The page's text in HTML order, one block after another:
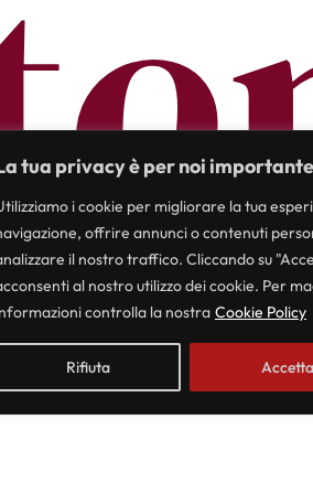
tua privacy è per noi
i cookie per migliorare la tua
offrire annunci o contenuti
il nostro traffico. Cliccando su
al nostro utilizzo dei cookie. Per
controlla la nostra Cookie Policy
Rifiuta